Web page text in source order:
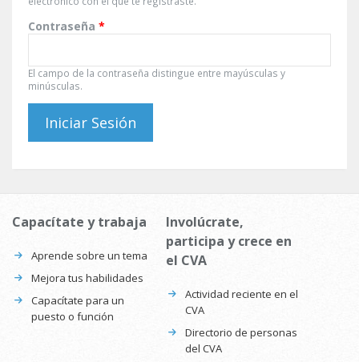
Contraseña *
El campo de la contraseña distingue entre mayúsculas y
minúsculas.
Capacítate y trabaja
Aprende sobre un tema
Mejora tus habilidades
Capacítate para un
puesto o función
Involúcrate,
participa y crece en
el CVA
Actividad reciente en el
CVA
Directorio de personas
del CVA